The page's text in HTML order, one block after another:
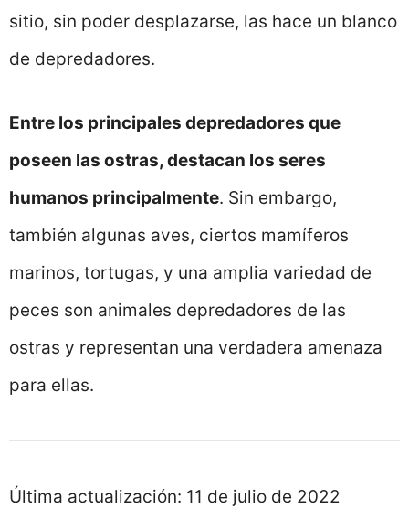
sitio, sin poder desplazarse, las hace un blanco
de depredadores.
Entre los principales depredadores que
poseen las ostras, destacan los seres
humanos principalmente. Sin embargo,
también algunas aves, ciertos mamíferos
marinos, tortugas, y una amplia variedad de
peces son animales depredadores de las
ostras y representan una verdadera amenaza
para ellas.
Última actualización: 11 de julio de 2022